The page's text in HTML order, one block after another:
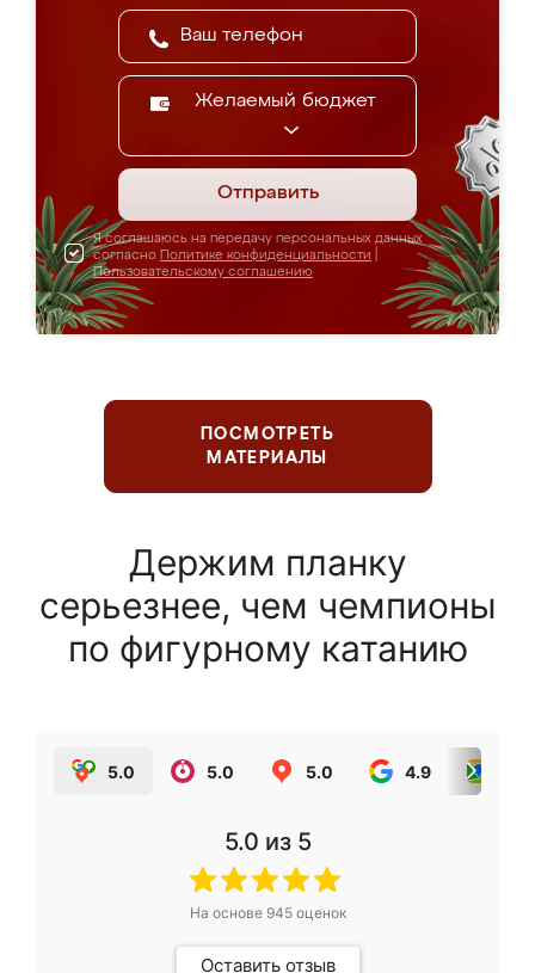
Желаемый бюджет
Отправить
Я соглашаюсь на передачу персональных данных
согласно Политике конфиденциальности
Пользовательскому соглашению
ПОСМОТРЕТЬ
МАТЕРИАЛЫ
Держим планку
серьезнее, чем чемпионы
по фигурному катанию
5.0 5.0 5.0 4.9
5.0 из 5
На основе 945оценок
Оставить отзыв